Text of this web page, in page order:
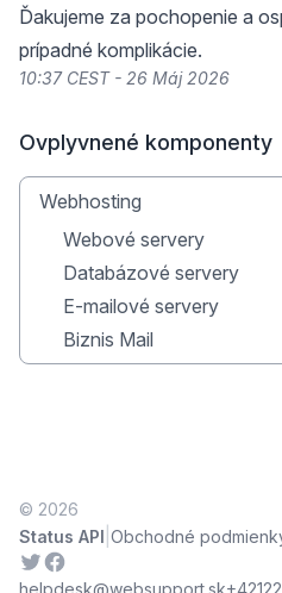
Ďakujeme za pochopenie a
prípadné komplikácie.
10:37 CEST - 26 Máj 2026
Ovplyvnené komponenty
Webhosting
Webové servery
Databázové servery
E-mailové servery
Biznis Mail
© 2026
Status API Obchodné
TwitterFacebook
helpdesk@websupport.sk